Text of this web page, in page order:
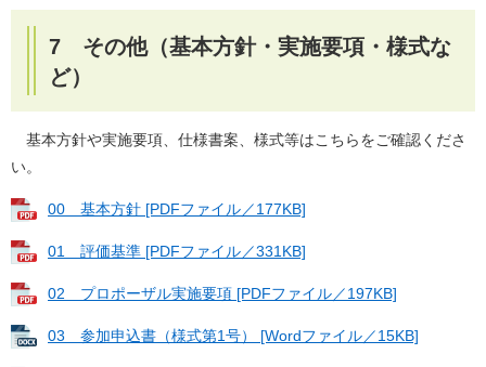
7 その他（基本方針・実施要項・様式な
ど）
基本方針や実施要項、仕様書案、様式等はこちらをご確認くださ
い。
00 基本方針 [PDFファイル／177KB]
01 評価基準 [PDFファイル／331KB]
02 プロポーザル実施要項 [PDFファイル／197KB]
03 参加申込書（様式第1号） [Wordファイル／15KB]